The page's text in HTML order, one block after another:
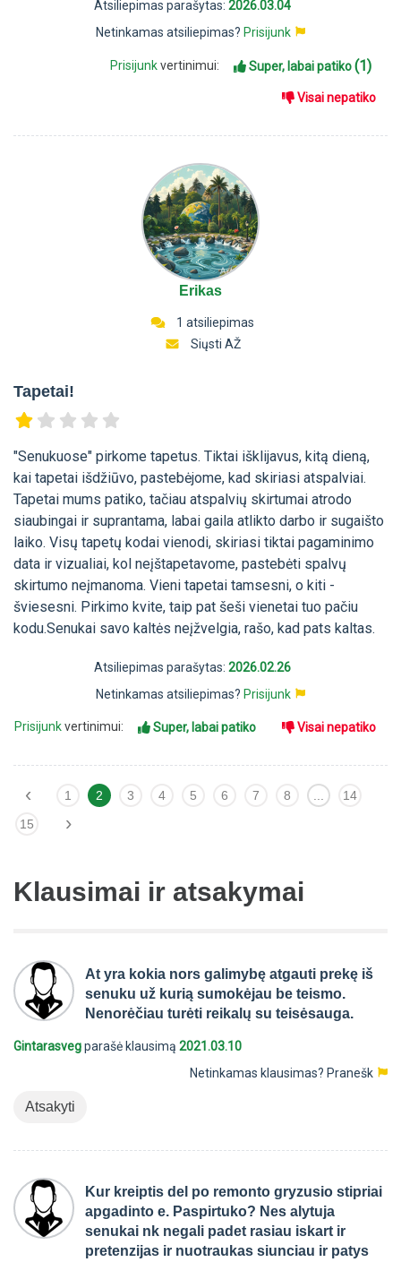
Atsiliepimas parašytas: 2026.03.04
Netinkamas atsiliepimas? Prisijunk
Prisijunkvertinimui: Super, labai patiko(1)
Visai nepatiko
Erikas
1 atsiliepimas
Siųsti AŽ
Tapetai!
"Senukuose" pirkome tapetus. Tiktai išklijavus, kitą dieną,
kai tapetai išdžiūvo, pastebėjome, kad skiriasi atspalviai.
Tapetai mums patiko, tačiau atspalvių skirtumai atrodo
siaubingai ir suprantama, labai gaila atlikto darbo ir sugaišto
laiko. Visų tapetų kodai vienodi, skiriasi tiktai pagaminimo
data ir vizualiai, kol neįštapetavome, pastebėti spalvų
skirtumo neįmanoma. Vieni tapetai tamsesni, o kiti -
šviesesni. Pirkimo kvite, taip pat šeši vienetai tuo pačiu
kodu.Senukai savo kaltės neįžvelgia, rašo, kad pats kaltas.
Atsiliepimas parašytas: 2026.02.26
Netinkamas atsiliepimas? Prisijunk
Prisijunkvertinimui: Super, labai patiko Visai nepatiko
‹ 1 2 3 4 5 6 7 8 ...
14
15
›
Klausimai ir atsakymai
At yra kokia nors galimybę atgauti prekę iš
senuku už kurią sumokėjau be teismo.
Nenorėčiau turėti reikalų su teisėsauga.
Gintarasvegparašė klausimą 2021.03.10
Netinkamas klausimas? Pranešk
Atsakyti
Kur kreiptis del po remonto gryzusio stipriai
apgadinto e. Paspirtuko? Nes alytuja
senukai nk negali padet rasiau iskart ir
pretenzijas ir nuotraukas siunciau ir patys